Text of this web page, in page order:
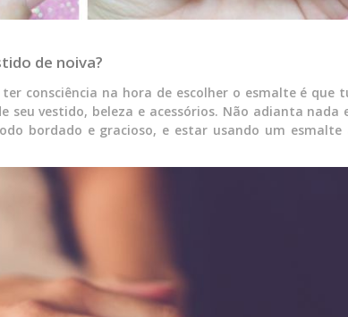
de noiva?
consciência na hora de escolher o esmalte é que
seu vestido, beleza e acessórios. Não adianta nada
bordado e gracioso, e estar usando um esmalte